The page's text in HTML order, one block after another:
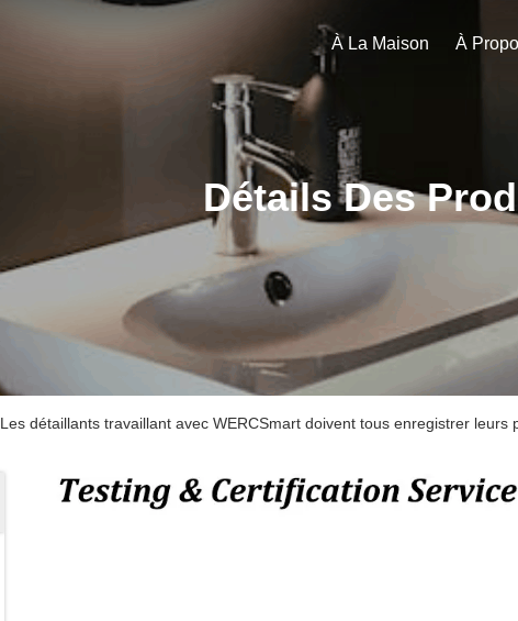
À La Maison
Détails Des
Les détaillants travaillant avec WERCSmart doivent tous enregistrer leurs